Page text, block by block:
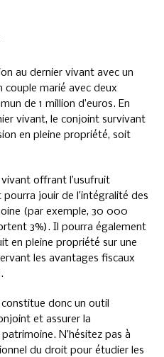
au dernier vivant avec un
couple marié avec deux
de 1 million d’euros. En
vivant, le conjoint survivant
en pleine propriété, soit
offrant l’usufruit
jouir de l’intégralité des
(par exemple, 30 000
3%). Il pourra également
en pleine propriété sur une
les avantages fiscaux
donc un outil
et assurer la
N’hésitez pas à
du droit pour étudier les